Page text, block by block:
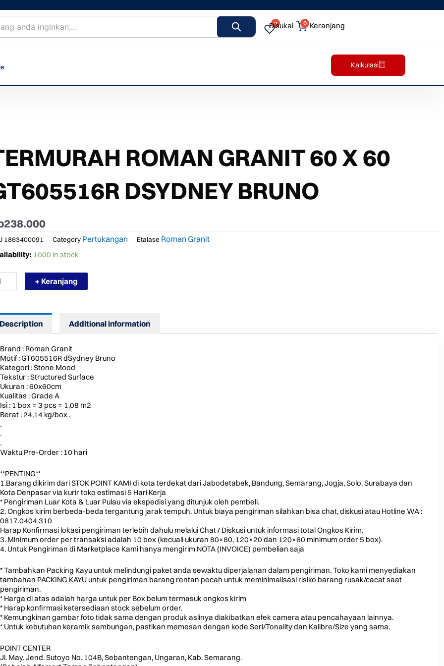
0
Disukai 0 Keranjang
Kalkulasi
ROMAN GRANIT 60 X 60
DSYDNEY BRUNO
238.000
1863400091 Category Pertukangan Etalase Roman Granit
1000 in stock
+ Keranjang
Description Additional information
Brand : Roman Granit
Motif : GT605516R dSydney Bruno
Kategori : Stone Mood
Tekstur : Structured Surface
Ukuran : 60x60cm
Kualitas : Grade A
Isi : 1 box = 3 pcs = 1,08 m2
Berat : 24,14 kg/box .
.
.
.
Waktu Pre-Order : 10 hari
**PENTING**
1.Barang dikirim dari STOK POINT KAMI di kota terdekat dari Jabodetabek, Bandung, Semarang, Jogja, Solo, Surabaya dan
Kota Denpasar via kurir toko estimasi 5 Hari Kerja
* Pengiriman Luar Kota & Luar Pulau via ekspedisi yang ditunjuk oleh pembeli.
2. Ongkos kirim berbeda-beda tergantung jarak tempuh. Untuk biaya pengiriman silahkan bisa chat, diskusi atau Hotline WA :
0817.0404.310
Harap Konfirmasi lokasi pengiriman terlebih dahulu melalui Chat / Diskusi untuk informasi total Ongkos Kirim.
3. Minimum order per transaksi adalah 10 box (kecuali ukuran 80×80, 120×20 dan 120×60 minimum order 5 box).
4. Untuk Pengiriman di Marketplace Kami hanya mengirim NOTA (INVOICE) pembelian saja
* Tambahkan Packing Kayu untuk melindungi paket anda sewaktu diperjalanan dalam pengiriman. Toko kami menyediakan
tambahan PACKING KAYU untuk pengiriman barang rentan pecah untuk meminimalisasi risiko barang rusak/cacat saat
pengiriman.
* Harga di atas adalah harga untuk per Box belum termasuk ongkos kirim
* Harap konfirmasi ketersediaan stock sebelum order.
* Kemungkinan gambar foto tidak sama dengan produk aslinya diakibatkan efek camera atau pencahayaan lainnya.
* Untuk kebutuhan keramik sambungan, pastikan memesan dengan kode Seri/Tonality dan Kalibre/Size yang sama.
POINT CENTER
Jl. May. Jend. Sutoyo No. 104B, Sebantengan, Ungaran, Kab. Semarang.